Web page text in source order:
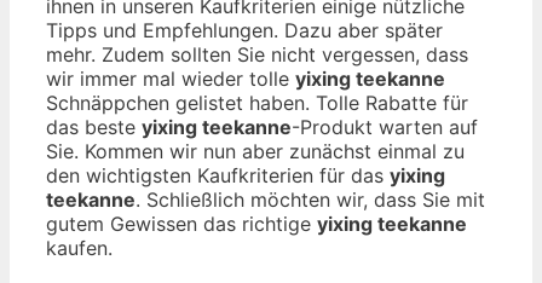
ihnen in unseren Kaufkriterien einige nützliche
Tipps und Empfehlungen. Dazu aber später
mehr. Zudem sollten Sie nicht vergessen, dass
wir immer mal wieder tolle yixing teekanne
Schnäppchen gelistet haben. Tolle Rabatte für
das beste yixing teekanne-Produkt warten auf
Sie. Kommen wir nun aber zunächst einmal zu
den wichtigsten Kaufkriterien für das yixing
teekanne. Schließlich möchten wir, dass Sie mit
gutem Gewissen das richtige yixing teekanne
kaufen.